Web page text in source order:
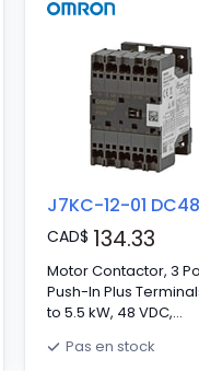
J7KC-12-01 DC48
CAD$ 134.33
Motor Contactor, 3
Push-In Plus
to 5.5 kW, 48 VDC,
H×W×D 67.5 x 45 x 46
Pas en stock